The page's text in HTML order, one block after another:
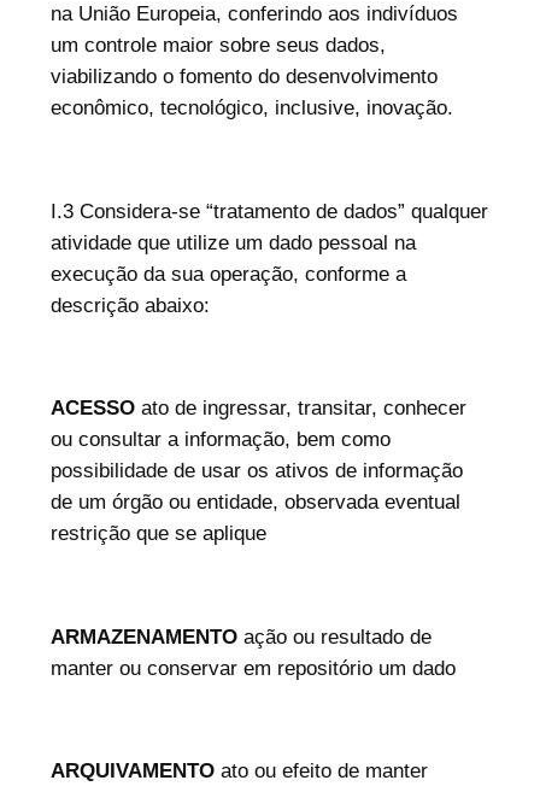
na União Europeia, conferindo aos indivíduos
um controle maior sobre seus dados,
viabilizando o fomento do desenvolvimento
econômico, tecnológico, inclusive, inovação.
I.3 Considera-se “tratamento de dados” qualquer
atividade que utilize um dado pessoal na
execução da sua operação, conforme a
descrição abaixo:
ACESSOato de ingressar, transitar, conhecer
ou consultar a informação, bem como
possibilidade de usar os ativos de informação
de um órgão ou entidade, observada eventual
restrição que se aplique
ARMAZENAMENTOação ou resultado de
manter ou conservar em repositório um dado
ARQUIVAMENTOato ou efeito de manter